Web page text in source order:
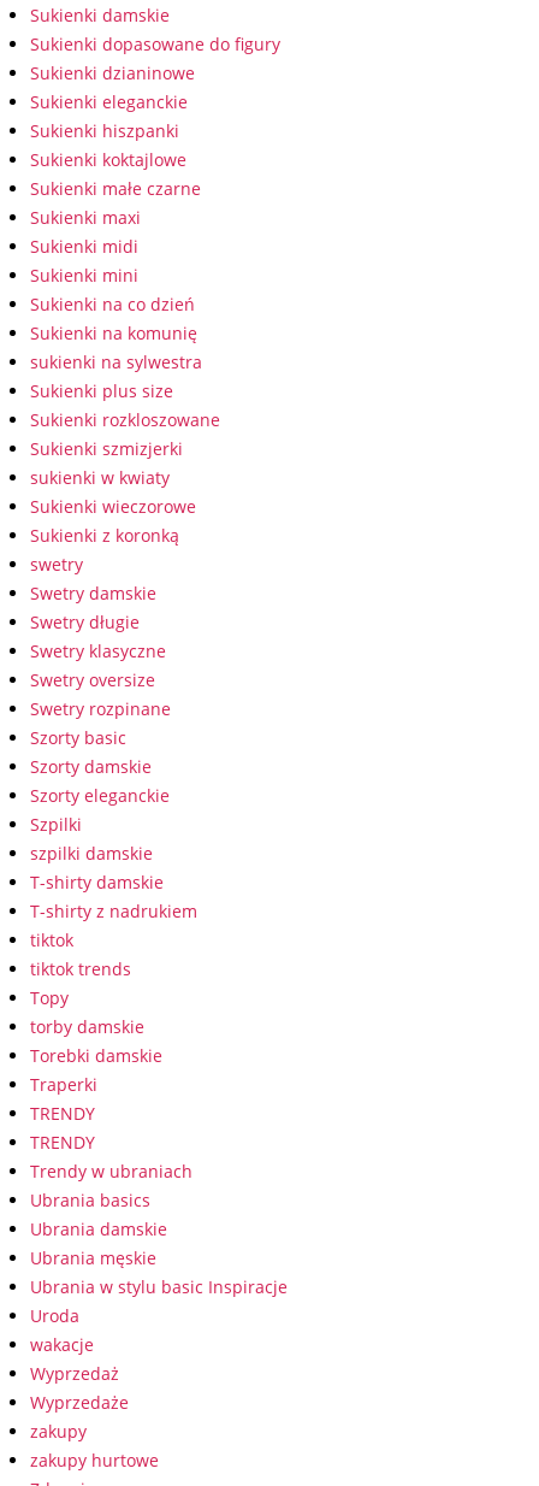
Sukienki damskie
Sukienki dopasowane do figury
Sukienki dzianinowe
Sukienki eleganckie
Sukienki hiszpanki
Sukienki koktajlowe
Sukienki małe czarne
Sukienki maxi
Sukienki midi
Sukienki mini
Sukienki na co dzień
Sukienki na komunię
sukienki na sylwestra
Sukienki plus size
Sukienki rozkloszowane
Sukienki szmizjerki
sukienki w kwiaty
Sukienki wieczorowe
Sukienki z koronką
swetry
Swetry damskie
Swetry długie
Swetry klasyczne
Swetry oversize
Swetry rozpinane
Szorty basic
Szorty damskie
Szorty eleganckie
Szpilki
szpilki damskie
T-shirty damskie
T-shirty z nadrukiem
tiktok
tiktok trends
Topy
torby damskie
Torebki damskie
Traperki
TRENDY
TRENDY
Trendy w ubraniach
Ubrania basics
Ubrania damskie
Ubrania męskie
Ubrania w stylu basic Inspiracje
Uroda
wakacje
Wyprzedaż
Wyprzedaże
zakupy
zakupy hurtowe